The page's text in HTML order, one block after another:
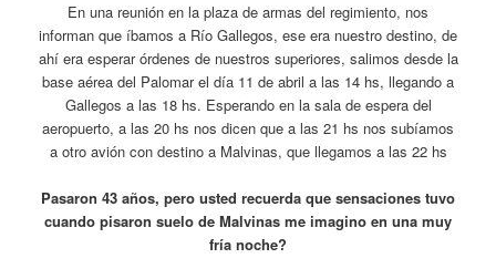
En una reunión en la plaza de armas del regimiento, nos
informan que íbamos a Río Gallegos, ese era nuestro destino, de
ahí era esperar órdenes de nuestros superiores, salimos desde la
base aérea del Palomar el día 11 de abril a las 14 hs, llegando a
Gallegos a las 18 hs. Esperando en la sala de espera del
aeropuerto, a las 20 hs nos dicen que a las 21 hs nos subíamos
a otro avión con destino a Malvinas, que llegamos a las 22 hs
Pasaron 43 años, pero usted recuerda que sensaciones tuvo
cuando pisaron suelo de Malvinas me imagino en una muy
fría noche?